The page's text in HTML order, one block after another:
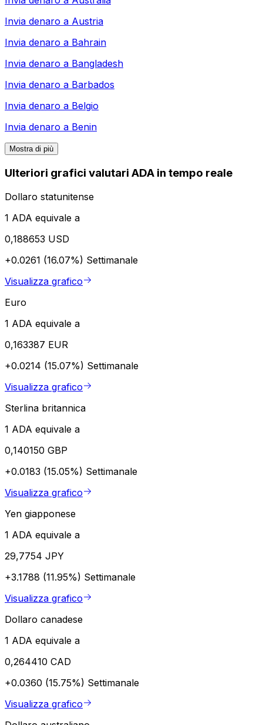
Invia denaro a Austria
Invia denaro a Bahrain
Invia denaro a Bangladesh
Invia denaro a Barbados
Invia denaro a Belgio
Invia denaro a Benin
Mostra di più
Ulteriori grafici valutari ADA in tempo reale
Dollaro statunitense
1 ADA equivale a
0,188653 USD
+0.0261 (16.07%) Settimanale
Visualizza grafico
Euro
1 ADA equivale a
0,163387 EUR
+0.0214 (15.07%) Settimanale
Visualizza grafico
Sterlina britannica
1 ADA equivale a
0,140150 GBP
+0.0183 (15.05%) Settimanale
Visualizza grafico
Yen giapponese
1 ADA equivale a
29,7754 JPY
+3.1788 (11.95%) Settimanale
Visualizza grafico
Dollaro canadese
1 ADA equivale a
0,264410 CAD
+0.0360 (15.75%) Settimanale
Visualizza grafico